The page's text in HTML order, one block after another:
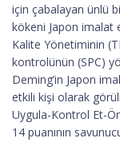
için çabalayan ünlü
kökeni Japon imalat
Kalite Yönetiminin
kontrolünün (SPC)
Deming’in Japon
etkili kişi olarak
Uygula-Kontrol Et-
14 puanının